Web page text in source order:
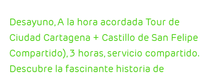
Desayuno, A la hora acordada Tour de
Ciudad Cartagena + Castillo de San Felipe
Compartido), 3 horas, servicio compartido.
Descubre la fascinante historia de